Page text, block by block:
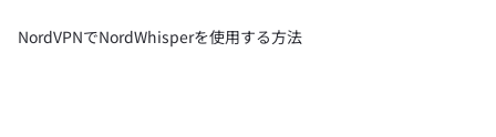
NordVPNでNordWhisperを使用する方法